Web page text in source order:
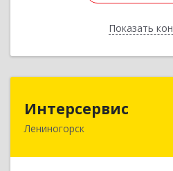
ПоказатьНазад
Интерсервис
Лениногорск423250, Татарстан